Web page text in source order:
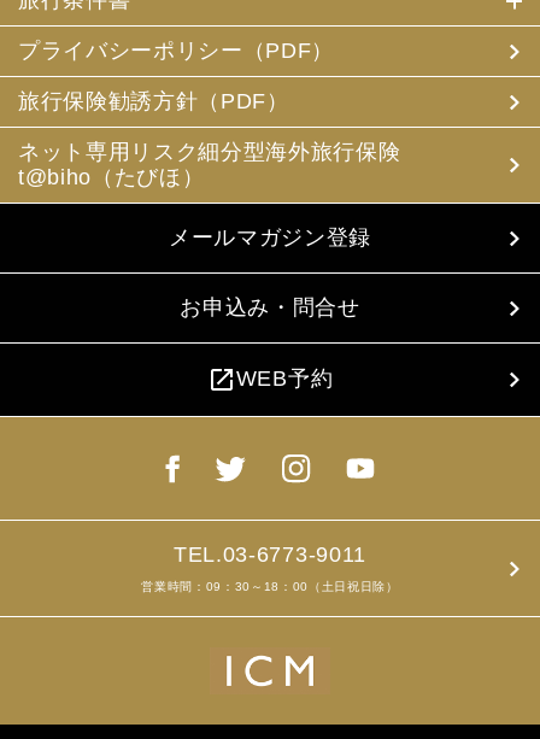
プライバシーポリシー（PDF）
旅行保険勧誘方針（PDF）
ネット専用リスク細分型海外旅行保険
t@biho（たびほ）
メールマガジン登録
お申込み・問合せ
open_in_newWEB予約
TEL.03-6773-9011
営業時間：09：30～18：00（土日祝日除）